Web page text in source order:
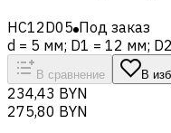
HC12D05 Под заказ
d = 5 мм; D1 = 12 мм;
В сравнение В
234,43 BYN
275,80 BYN